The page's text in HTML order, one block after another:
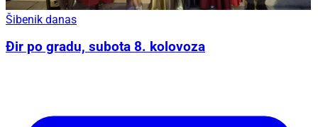
Šibenik danas
Đir po gradu, subota 8. kolovoza